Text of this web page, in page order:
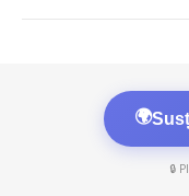
🌍
🔒